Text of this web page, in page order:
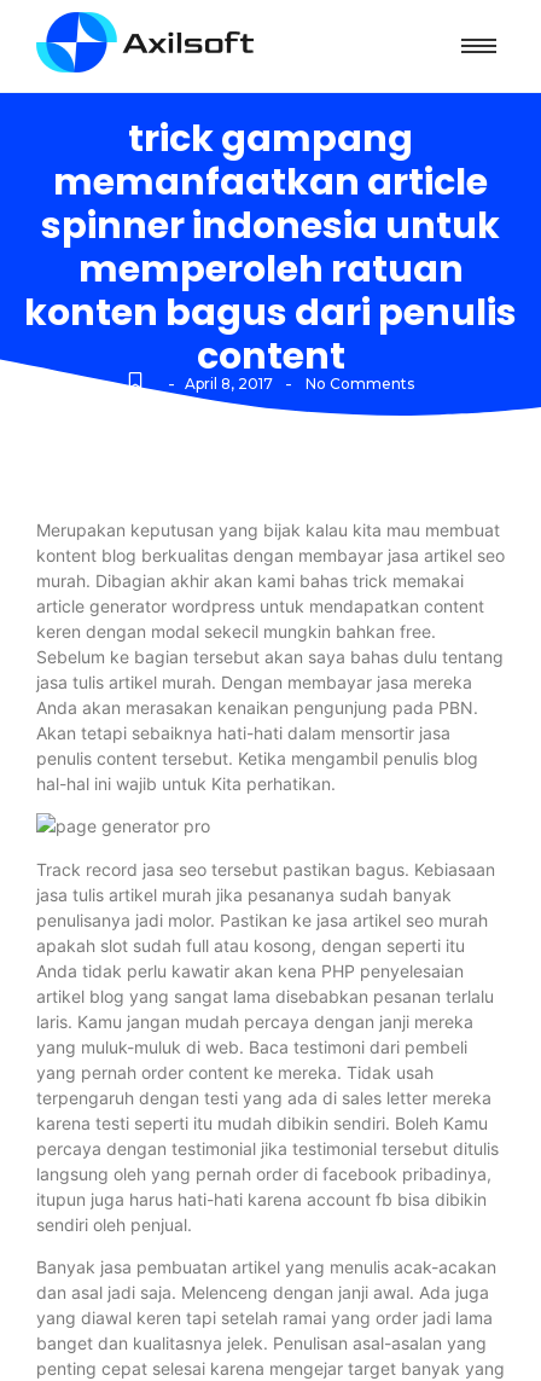
trick gampang
memanfaatkan article
spinner indonesia untuk
memperoleh ratuan
konten bagus dari penulis
content
- April 8, 2017 - No Comments
Merupakan keputusan yang bijak kalau kita mau membuat
kontent blog berkualitas dengan membayar jasa artikel seo
murah. Dibagian akhir akan kami bahas trick memakai
article generator wordpress untuk mendapatkan content
keren dengan modal sekecil mungkin bahkan free.
Sebelum ke bagian tersebut akan saya bahas dulu tentang
jasa tulis artikel murah. Dengan membayar jasa mereka
Anda akan merasakan kenaikan pengunjung pada PBN.
Akan tetapi sebaiknya hati-hati dalam mensortir jasa
penulis content tersebut. Ketika mengambil penulis blog
hal-hal ini wajib untuk Kita perhatikan.
Track record jasa seo tersebut pastikan bagus. Kebiasaan
jasa tulis artikel murah jika pesananya sudah banyak
penulisanya jadi molor. Pastikan ke jasa artikel seo murah
apakah slot sudah full atau kosong, dengan seperti itu
Anda tidak perlu kawatir akan kena PHP penyelesaian
artikel blog yang sangat lama disebabkan pesanan terlalu
laris. Kamu jangan mudah percaya dengan janji mereka
yang muluk-muluk di web. Baca testimoni dari pembeli
yang pernah order content ke mereka. Tidak usah
terpengaruh dengan testi yang ada di sales letter mereka
karena testi seperti itu mudah dibikin sendiri. Boleh Kamu
percaya dengan testimonial jika testimonial tersebut ditulis
langsung oleh yang pernah order di facebook pribadinya,
itupun juga harus hati-hati karena account fb bisa dibikin
sendiri oleh penjual.
Banyak jasa pembuatan artikel yang menulis acak-acakan
dan asal jadi saja. Melenceng dengan janji awal. Ada juga
yang diawal keren tapi setelah ramai yang order jadi lama
banget dan kualitasnya jelek. Penulisan asal-asalan yang
penting cepat selesai karena mengejar target banyak yang